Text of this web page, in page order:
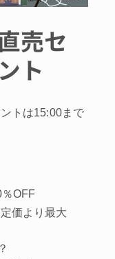
売セ
ト
トは15:00まで
％OFF
定価より最大